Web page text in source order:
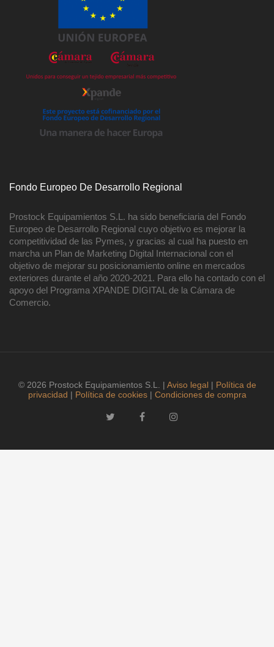
Fondo Europeo De Desarrollo Regional
Prostock Equipamientos S.L. ha sido beneficiaria del Fondo
Europeo de Desarrollo Regional cuyo objetivo es mejorar la
competitividad de las Pymes, y gracias al cual ha puesto en
marcha un Plan de Marketing Digital Internacional con el
objetivo de mejorar su posicionamiento online en mercados
exteriores durante el año 2020-2021. Para ello ha contado con el
apoyo del Programa XPANDE DIGITAL de la Cámara de
Comercio.
© 2026 Prostock Equipamientos S.L. | Aviso legal| Política de
privacidad | Política de cookies| Condiciones de compra